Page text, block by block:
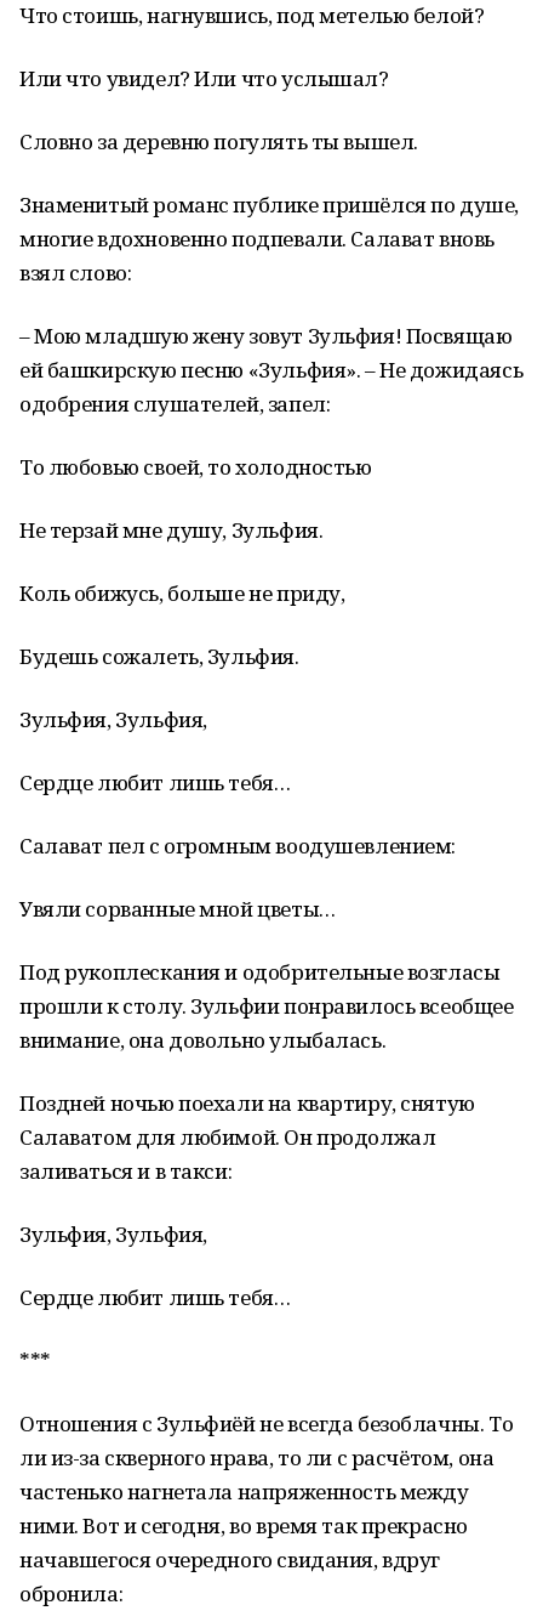
Что стоишь, нагнувшись, под метелью белой?
Или что увидел? Или что услышал?
Словно за деревню погулять ты вышел.
Знаменитый романс публике пришёлся по душе,
многие вдохновенно подпевали. Салават вновь
взял слово:
– Мою младшую жену зовут Зульфия! Посвящаю
ей башкирскую песню «Зульфия». – Не дожидаясь
одобрения слушателей, запел:
То любовью своей, то холодностью
Не терзай мне душу, Зульфия.
Коль обижусь, больше не приду,
Будешь сожалеть, Зульфия.
Зульфия, Зульфия,
Сердце любит лишь тебя…
Салават пел с огромным воодушевлением:
Увяли сорванные мной цветы…
Под рукоплескания и одобрительные возгласы
прошли к столу. Зульфии понравилось всеобщее
внимание, она довольно улыбалась.
Поздней ночью поехали на квартиру, снятую
Салаватом для любимой. Он продолжал
заливаться и в такси:
Зульфия, Зульфия,
Сердце любит лишь тебя…
***
Отношения с Зульфиёй не всегда безоблачны. То
ли из-за скверного нрава, то ли с расчётом, она
частенько нагнетала напряженность между
ними. Вот и сегодня, во время так прекрасно
начавшегося очередного свидания, вдруг
обронила: